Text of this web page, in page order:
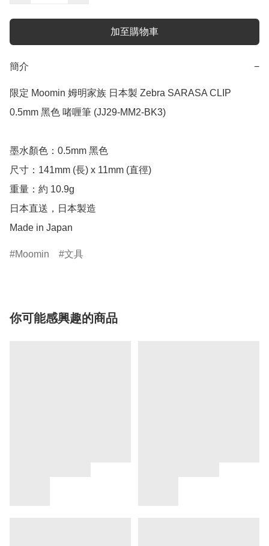
加至購物車
簡介 −
限定 Moomin 姆明家族 日本製 Zebra SARASA CLIP
0.5mm 黑色 啫喱筆 (JJ29-MM2-BK3)
墨水顏色：0.5mm 黑色
尺寸：141mm (長) x 11mm (直徑)
重量：約 10.9g
日本直送，日本製造
Made in Japan
Moomin 文具
你可能感興趣的商品